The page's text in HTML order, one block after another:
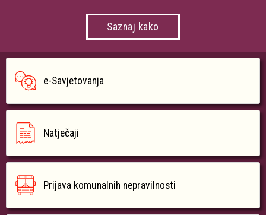
Saznaj kako
e-Savjetovanja
Natječaji
Prijava komunalnih nepravilnosti